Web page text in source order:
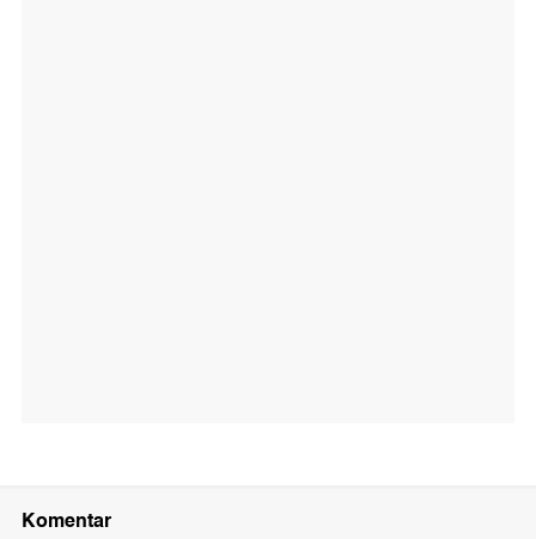
Komentar